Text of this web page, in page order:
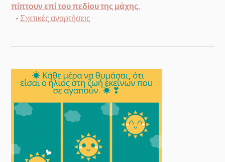
πίπτουν επί του πεδίου της μάχης.
- Σχετικές αναρτήσεις